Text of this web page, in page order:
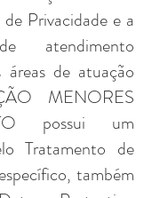
Privacidade e a
atendimento
áreas de atuação
MENORES
possui um
Tratamento de
também